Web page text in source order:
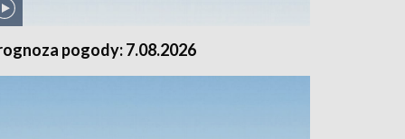
pogody: 7.08.2026